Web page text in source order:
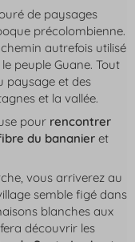
de paysages
précolombienne.
autrefois utilisé
peuple Guane. Tout
paysage et des
et la vallée.
pour rencontrer
du bananier et
vous arriverez au
semble figé dans
blanches aux
découvrir les